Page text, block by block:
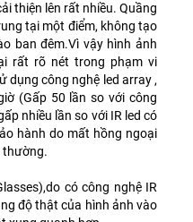
thiện lên rất nhiều. Quầng
tại một điểm, không tạo
ban đêm.Vì vậy hình ảnh
rất rõ nét trong phạm vi
dụng công nghệ led array ,
(Gấp 50 lần so với công
nhiều lần so với IR led có
hành do mất hồng ngoại
thường.
có công nghệ IR
độ thật của hình ảnh vào